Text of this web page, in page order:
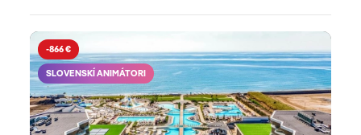
-866 €
SLOVENSKÍ ANIMÁTORI